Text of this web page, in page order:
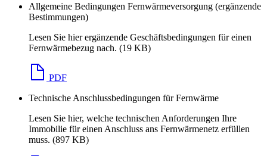
Allgemeine Bedingungen Fernwärmeversorgung (ergänzende
Bestimmungen)
Lesen Sie hier ergänzende Geschäftsbedingungen für einen
Fernwärmebezug nach. (19 KB)
PDF
Technische Anschlussbedingungen für Fernwärme
Lesen Sie hier, welche technischen Anforderungen Ihre
Immobilie für einen Anschluss ans Fernwärmenetz erfüllen
muss. (897 KB)